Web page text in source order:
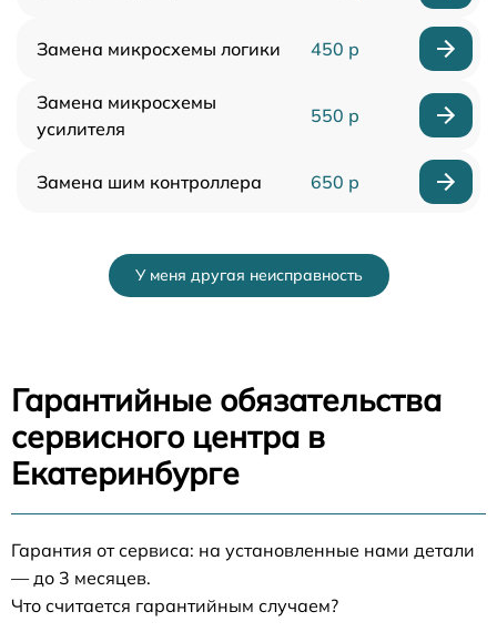
Замена микросхемы логики 450 р
Замена микросхемы
усилителя
550 р
Замена шим контроллера 650 р
У меня другая неисправность
Гарантийные обязательства
сервисного центра в
Екатеринбурге
Гарантия от сервиса: на установленные нами детали
— до 3 месяцев.
Что считается гарантийным случаем?